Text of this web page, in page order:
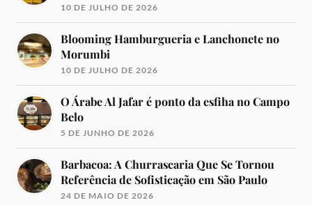
10 DE JULHO DE 2026
Blooming Hamburgueria e Lanchonete no
Morumbi
10 DE JULHO DE 2026
O Árabe Al Jafar é ponto da esfiha no Campo
Belo
5 DE JUNHO DE 2026
Barbacoa: A Churrascaria Que Se Tornou
Referência de Sofisticação em São Paulo
24 DE MAIO DE 2026